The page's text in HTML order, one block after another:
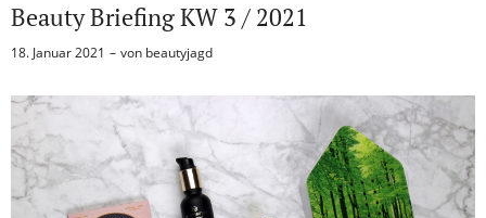
Beauty Briefing KW 3 / 2021
18. Januar 2021 von beautyjagd